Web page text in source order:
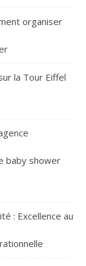
organiser
la Tour Eiffel
baby shower
: Excellence au